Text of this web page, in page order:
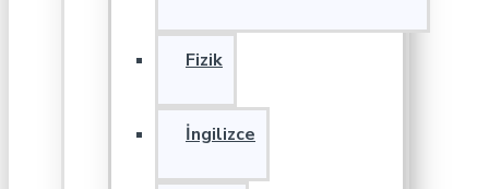
Fizik
İngilizce